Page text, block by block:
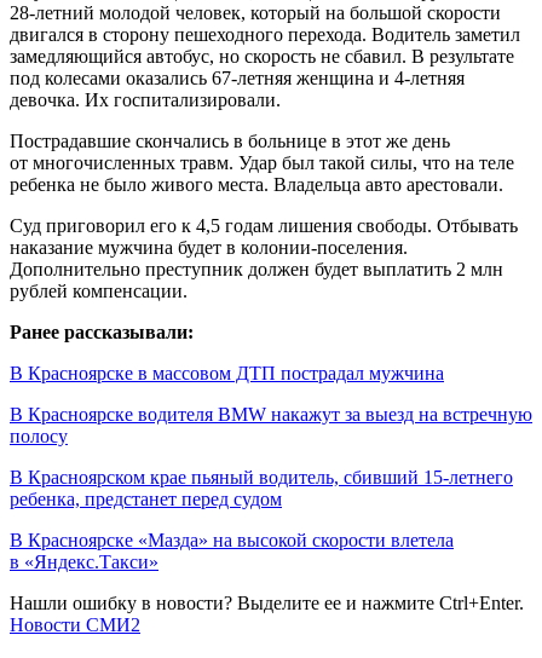
28-летний молодой человек, который на большой скорости
двигался в сторону пешеходного перехода. Водитель заметил
замедляющийся автобус, но скорость не сбавил. В результате
под колесами оказались 67-летняя женщина и 4-летняя
девочка. Их госпитализировали.
Пострадавшие скончались в больнице в этот же день
от многочисленных травм. Удар был такой силы, что на теле
ребенка не было живого места. Владельца авто арестовали.
Суд приговорил его к 4,5 годам лишения свободы. Отбывать
наказание мужчина будет в колонии-поселения.
Дополнительно преступник должен будет выплатить 2 млн
рублей компенсации.
Ранее рассказывали:
В Красноярске в массовом ДТП пострадал мужчина
В Красноярске водителя BMW накажут за выезд на встречную
полосу
В Красноярском крае пьяный водитель, сбивший 15-летнего
ребенка, предстанет перед судом
В Красноярске «Мазда» на высокой скорости влетела
в «Яндекс.Такси»
Нашли ошибку в новости? Выделите ее и нажмите Ctrl+Enter.
Новости СМИ2